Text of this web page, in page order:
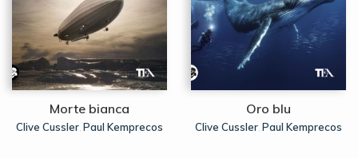
Morte bianca
Clive Cussler, Paul Kemprecos
Oro blu
Clive Cussler, Paul Kemprecos